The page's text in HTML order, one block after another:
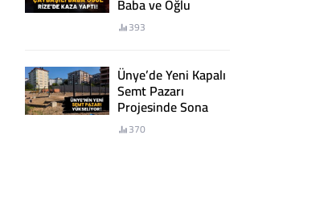
Baba ve Oğlu
Rize’de Kaza Yaptı!
393
Ünye’de Yeni Kapalı
Semt Pazarı
Projesinde Sona
Yaklaşıldı
370